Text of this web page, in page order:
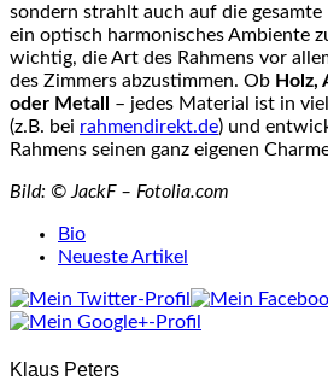
sondern strahlt auch auf die
ein optisch harmonisches Ambiente
wichtig, die Art des Rahmens vor
des Zimmers abzustimmen. Ob Holz,
oder Metall
– jedes Material ist in
(z.B. bei rahmendirekt.de) und
Rahmens seinen ganz eigenen
Bild: © JackF – Fotolia.com
following
tabs
change
below.
Bio
Neueste Artikel
Klaus Peters